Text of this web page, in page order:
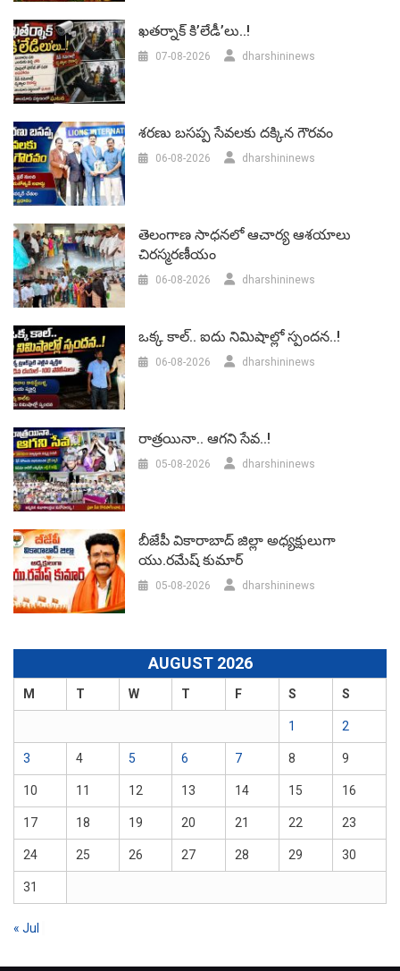
ఖతర్నాక్ కి’లేడీ’లు..!
07-08-2026 dharshininews
శరణు బసప్ప సేవలకు దక్కిన గౌరవం
06-08-2026 dharshininews
తెలంగాణ సాధనలో ఆచార్య ఆశయాలు
చిరస్మరణీయం
06-08-2026 dharshininews
ఒక్క కాల్.. ఐదు నిమిషాల్లో స్పందన..!
06-08-2026 dharshininews
రాత్రయినా.. ఆగని సేవ..!
05-08-2026 dharshininews
బీజేపీ వికారాబాద్‌ జిల్లా అధ్యక్షులుగా
యు.రమేష్‌ కుమార్
05-08-2026 dharshininews
AUGUST 2026
M T W T F S S
1 2
3 4 5 6 7 8 9
10 11 12 13 14 15 16
17 18 19 20 21 22 23
24 25 26 27 28 29 30
31
« Jul